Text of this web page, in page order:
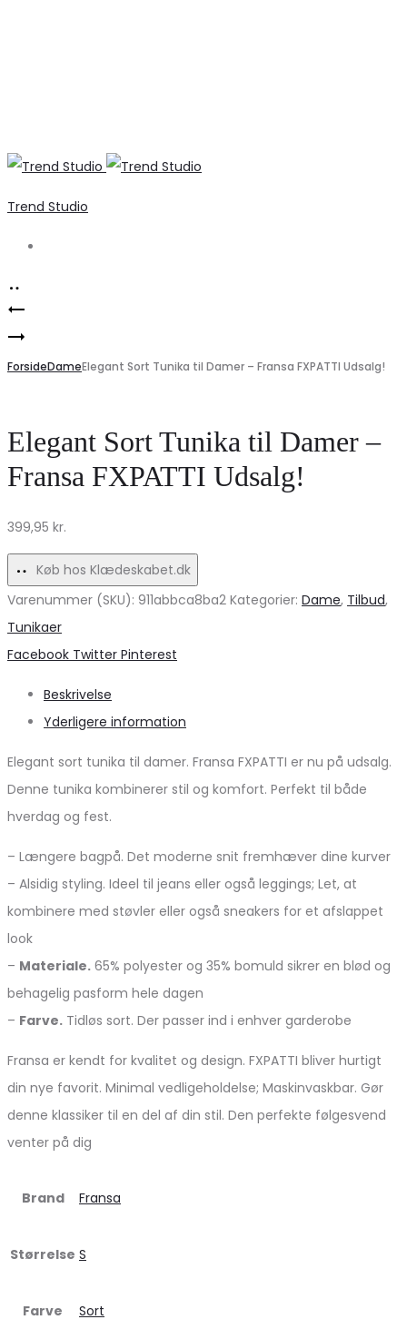
Trend Studio
Product
navigation
med
Marta
Du
–
Køb
nu!
VERO
MODA
–
Elegant
Hvid
til
Stilbevidste
ForsideDameElegant Sort Tunika til Damer – Fransa FXPATTI Udsalg!
Elegant Sort Tunika til Damer –
Fransa FXPATTI Udsalg!
399,95 kr.
Køb hos Klædeskabet.dk
Varenummer (SKU): 911abbca8ba2 Kategorier: Dame, Tilbud,
Tunikaer
Share
Facebook Twitter Pinterest
Beskrivelse
Yderligere information
Elegant sort tunika til damer. Fransa FXPATTI er nu på udsalg.
Denne tunika kombinerer stil og komfort. Perfekt til både
hverdag og fest.
– Længere bagpå. Det moderne snit fremhæver dine kurver
– Alsidig styling. Ideel til jeans eller også leggings; Let, at
kombinere med støvler eller også sneakers for et afslappet
look
– Materiale. 65% polyester og 35% bomuld sikrer en blød og
behagelig pasform hele dagen
– Farve. Tidløs sort. Der passer ind i enhver garderobe
Fransa er kendt for kvalitet og design. FXPATTI bliver hurtigt
din nye favorit. Minimal vedligeholdelse; Maskinvaskbar. Gør
denne klassiker til en del af din stil. Den perfekte følgesvend
venter på dig
Brand Fransa
Størrelse S
Farve Sort